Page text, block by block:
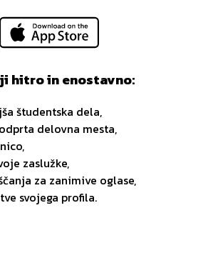
hitro in enostavno:
študentska dela,
delovna mesta,
zaslužke,
za zanimive oglase,
svojega profila.